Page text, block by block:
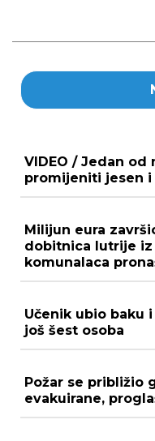
VIDEO / Jedan od
promijeniti jesen i
Milijun eura
dobitnica lutrije
komunalaca
Učenik ubio baku
još šest osoba
Požar se približio
evakuirane,